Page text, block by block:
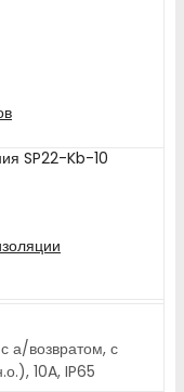
SP22-Kb-10
а/возвратом, с
10A, IP65